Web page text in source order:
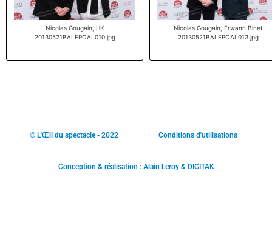
Nicolas Gougain, HK
20130521BALEPOAL010.jpg
Nicolas Gougain, Erwann Binet
20130521BALEPOAL013.jpg
© L'Œil du spectacle - 2022 Conditions d'utilisations
Conception & réalisation : Alain Leroy & DIGITAK